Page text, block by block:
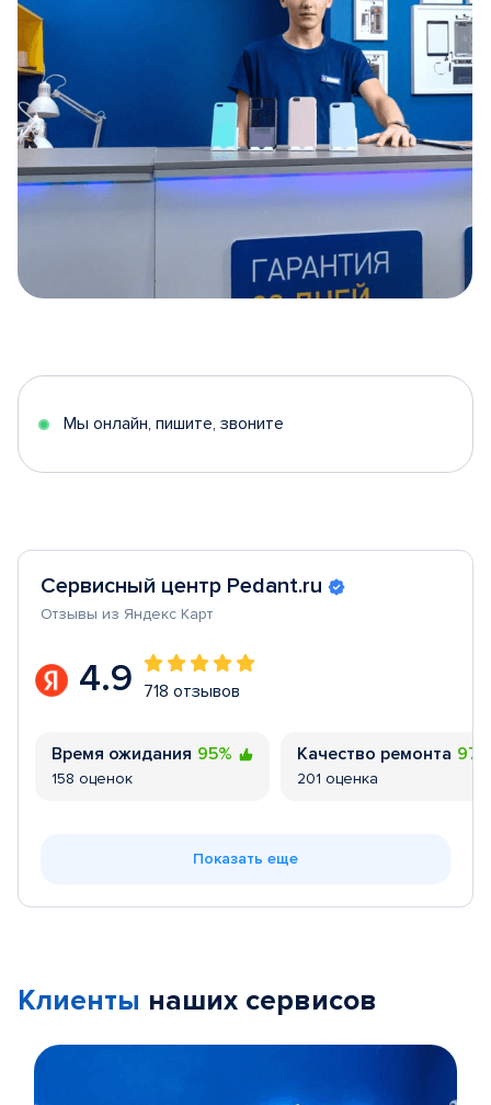
5
Мы онлайн, пишите, звоните
Сервисный центр Pedant.ru
Отзывы из Яндекс Карт
4.9 718 отзывов
Время ожидания 95%
158 оценок
Качество ремонта
201 оценка
Показать еще
Клиенты наших сервисов